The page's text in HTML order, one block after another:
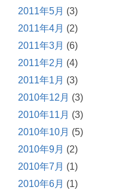
2011年5月 (3)
2011年4月 (2)
2011年3月 (6)
2011年2月 (4)
2011年1月 (3)
2010年12月 (3)
2010年11月 (3)
2010年10月 (5)
2010年9月 (2)
2010年7月 (1)
2010年6月 (1)